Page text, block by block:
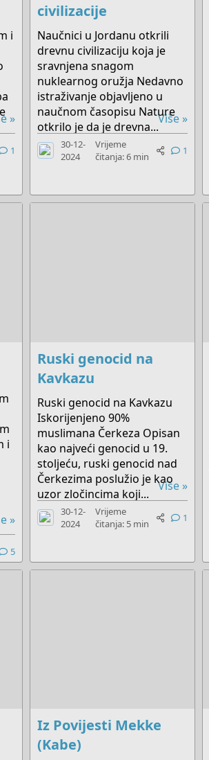
i
»
1
civilizacije
Naučnici u Jordanu otkrili
drevnu civilizaciju koja je
sravnjena snagom
nuklearnog oružja Nedavno
istraživanje objavljeno u
naučnom časopisu Nature
otkrilo je da je drevna...
Više »
30-12-
2024
Vrijeme
čitanja: 6 min
1
i
»
5
Ruski genocid na
Kavkazu
Ruski genocid na Kavkazu
Iskorijenjeno 90%
muslimana Čerkeza Opisan
kao najveći genocid u 19.
stoljeću, ruski genocid nad
Čerkezima poslužio je kao
uzor zločincima koji...
Više »
30-12-
2024
Vrijeme
čitanja: 5 min
1
Iz Povijesti Mekke
(Kabe)